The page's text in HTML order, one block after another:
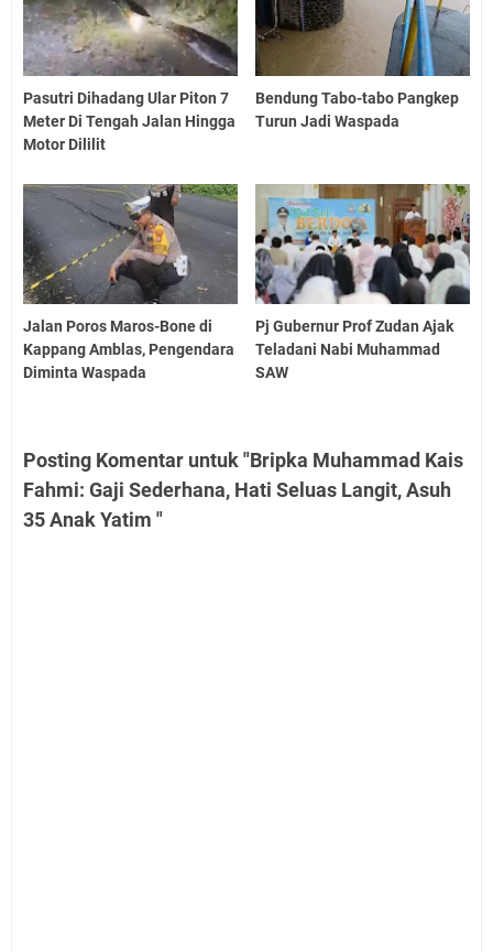
Pasutri Dihadang Ular Piton 7
Meter Di Tengah Jalan Hingga
Motor Dililit
Bendung Tabo-tabo Pangkep
Turun Jadi Waspada
Jalan Poros Maros-Bone di
Kappang Amblas, Pengendara
Diminta Waspada
Pj Gubernur Prof Zudan Ajak
Teladani Nabi Muhammad
SAW
Posting Komentar untuk "Bripka Muhammad Kais
Fahmi: Gaji Sederhana, Hati Seluas Langit, Asuh
35 Anak Yatim "